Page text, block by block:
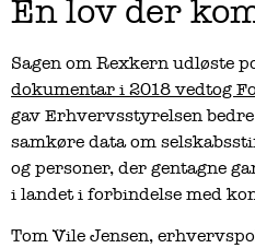
En lov der
Sagen om Rexkern udløste
dokumentar i 2018 vedtog
gav Erhvervsstyrelsen
samkøre data om
og personer, der gentagne
i landet i forbindelse med
Tom Vile Jensen,